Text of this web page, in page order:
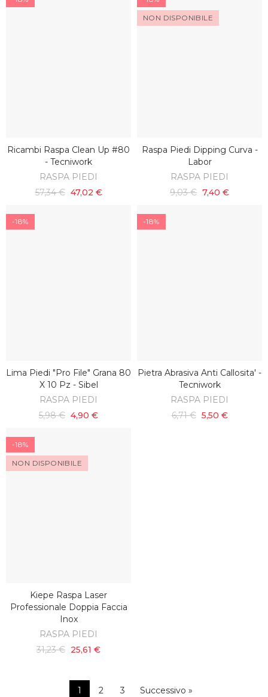
AGGIUNGI AL CARRELLO
Ricambi Raspa Clean Up #80
- Tecniwork
RASPA PIEDI
57,34 € 47,02 €
NON DISPONIBILE
SCOPRI
Raspa Piedi Dipping Curva -
Labor
RASPA PIEDI
9,03 € 7,40 €
-18%
AGGIUNGI AL CARRELLO
Lima Piedi "pro File" Grana 80
X 10 Pz - Sibel
RASPA PIEDI
5,98 € 4,90 €
-18%
AGGIUNGI AL CARRELLO
Pietra Abrasiva Anti Callosita' -
Tecniwork
RASPA PIEDI
6,71 € 5,50 €
-18%
NON DISPONIBILE
SCOPRI
Kiepe Raspa Laser
Professionale Doppia Faccia
Inox
RASPA PIEDI
31,23 € 25,61 €
1 2 3 Successivo »